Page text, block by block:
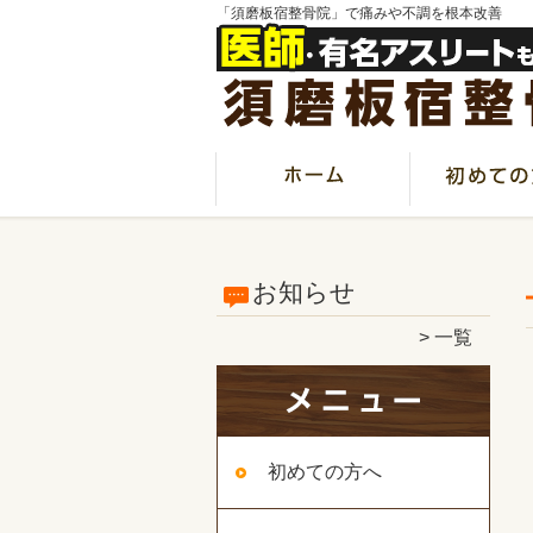
「須磨板宿整骨院」で痛みや不調を根本改善
お知らせ
一覧
初めての方へ